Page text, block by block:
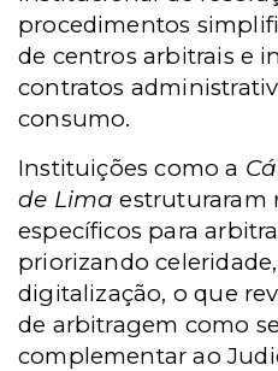
procedimentos
de centros arbitrais e
contratos
consumo.
Instituições como a
de Lima estruturaram
específicos para
priorizando
digitalização, o que
de arbitragem como
complementar ao